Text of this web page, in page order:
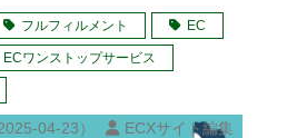
フルフィルメント EC
ECワンストップサービス
04-23）
ECXサイト編集